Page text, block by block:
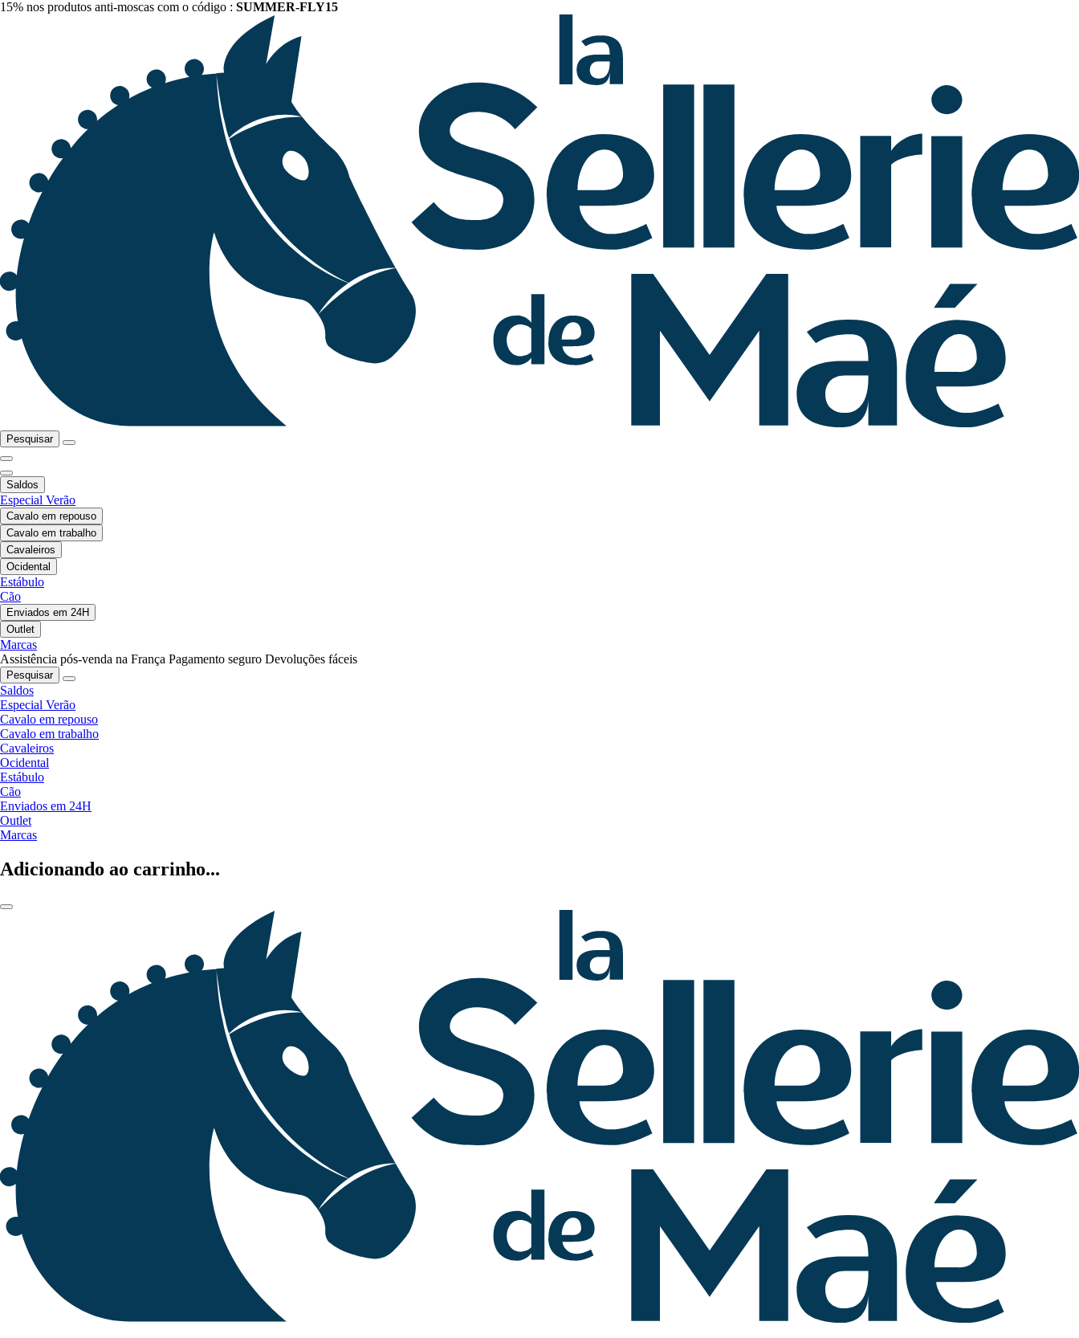
15% nos produtos anti-moscas com o código : SUMMER-FLY15
Pesquisar
Saldos
Especial Verão
Cavalo em repouso
Cavalo em trabalho
Cavaleiros
Ocidental
Estábulo
Cão
Enviados em 24H
Outlet
Marcas
Assistência pós-venda na França Pagamento seguro Devoluções fáceis
Pesquisar
Saldos
Especial Verão
Cavalo em repouso
Cavalo em trabalho
Cavaleiros
Ocidental
Estábulo
Cão
Enviados em 24H
Outlet
Marcas
Adicionando ao carrinho...